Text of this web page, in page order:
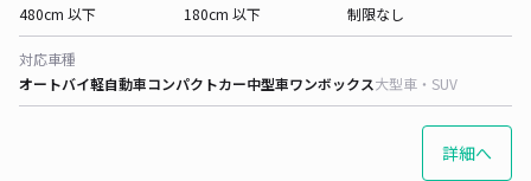
480cm 以下
180cm 以下
制限なし
対応車種
オートバイ軽自動車コンパクトカー中型車ワンボックス大型車・SUV
詳細へ